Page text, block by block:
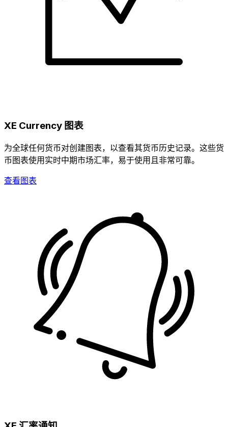
XE Currency 图表
为全球任何货币对创建图表，以查看其货币历史记录。这些货
币图表使用实时中期市场汇率，易于使用且非常可靠。
查看图表